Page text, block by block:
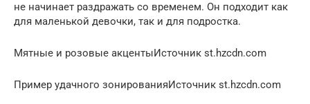
не начинает раздражать со временем. Он подходит как
для маленькой девочки, так и для подростка.
Мятные и розовые акцентыИсточник st.hzcdn.com
Пример удачного зонированияИсточник st.hzcdn.com